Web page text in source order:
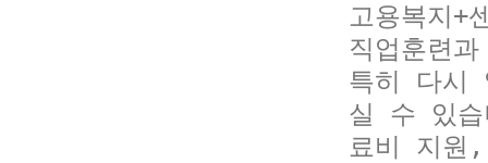
고용복지+
직업훈련
특히 다시
실 수 있
료비 지원